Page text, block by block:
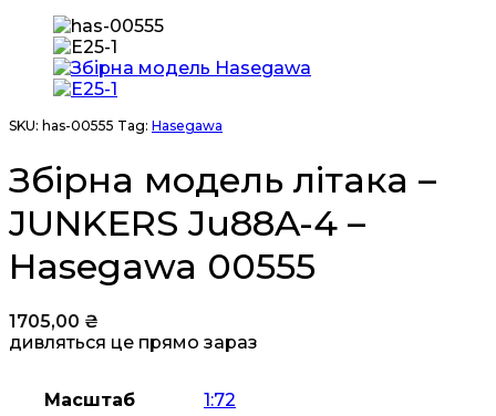
SKU: has-00555 Tag: Hasegawa
Збірна модель літака –
JUNKERS Ju88A-4 –
Hasegawa 00555
1705,00 ₴
дивляться це прямо зараз
Масштаб
1:72